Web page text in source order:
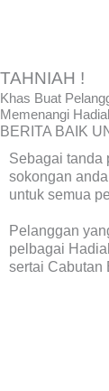
TAHNIAH !
Khas Buat
Memenangi
BERITA BAIK
Sebagai tanda
sokongan
untuk semua
Pelanggan
pelbagai
sertai Cabutan